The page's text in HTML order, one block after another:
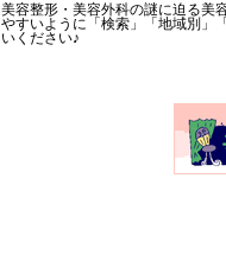
美容整形・美容外科の謎に迫る美
やすいように「検索」「地域別」
いください♪